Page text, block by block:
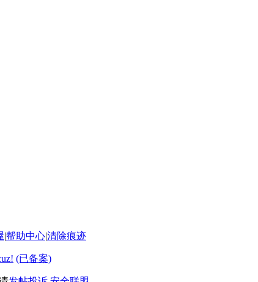
|帮助中心|清除痕迹
(已备案)